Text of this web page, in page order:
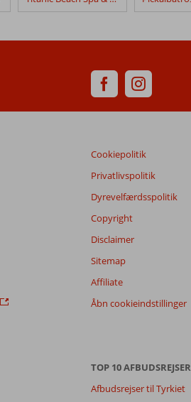
Cookiepolitik
Privatlivspolitik
Dyrevelfærdsspolitik
Copyright
Disclaimer
Sitemap
Affiliate
Åbn cookieindstillinger
TOP 10 AFBUDSREJSER
Afbudsrejser til Tyrkiet